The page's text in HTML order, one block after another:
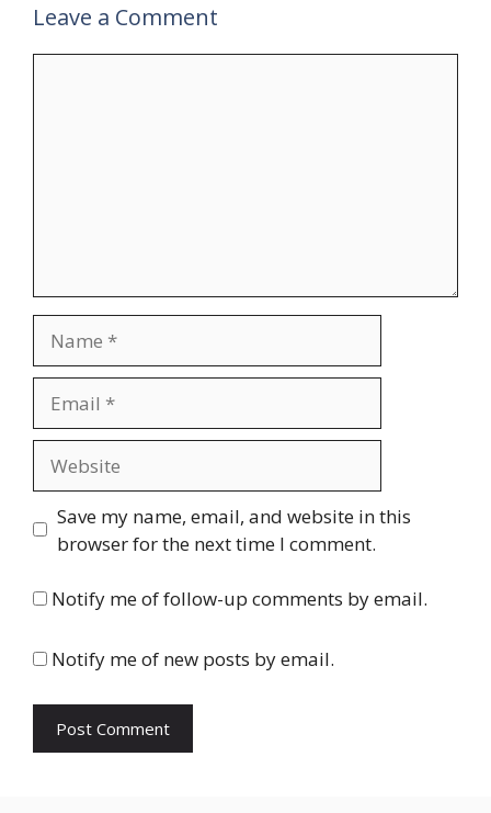
Leave a Comment
Save my name, email, and website in this
browser for the next time I comment.
Notify me of follow-up comments by email.
Notify me of new posts by email.